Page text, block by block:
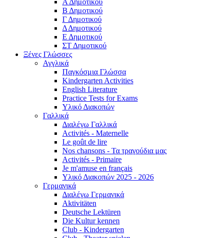
Α Δημοτικού
Β Δημοτικού
Γ Δημοτικού
Δ Δημοτικού
Ε Δημοτικού
ΣΤ Δημοτικού
Ξένες Γλώσσες
Αγγλικά
Παγκόσμια Γλώσσα
Kindergarten Activities
English Literature
Practice Tests for Exams
Υλικό Διακοπών
Γαλλικά
Διαλέγω Γαλλικά
Activités - Maternelle
Le goût de lire
Nos chansons - Τα τραγούδια μας
Activités - Primaire
Je m'amuse en français
Υλικό Διακοπών 2025 - 2026
Γερμανικά
Διαλέγω Γερμανικά
Aktivitäten
Deutsche Lektüren
Die Kultur kennen
Club - Kindergarten